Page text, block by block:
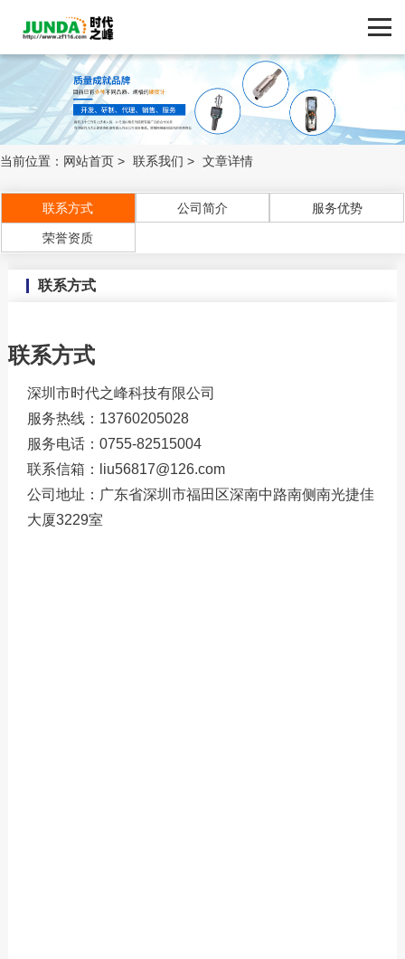
品牌中心
新闻动态
联系邮箱：liu56817@126.com
ZF116.COM
当前位置： 网站首页 > 联系我们 > 文章详情
联系方式 公司简介 服务优势
荣誉资质
联系方式
联系方式
深圳市时代之峰科技有限公司
服务热线：13760205028
服务电话：0755-82515004
联系信箱：liu56817@126.com
公司地址：广东省深圳市福田区深南中路南侧南光捷佳
大厦3229室